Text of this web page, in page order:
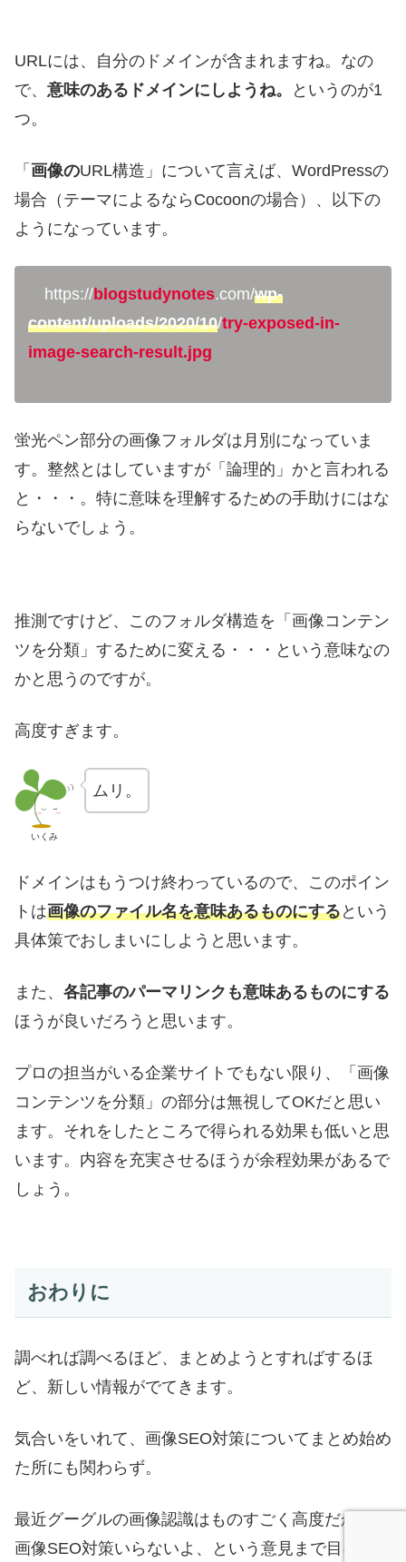
URLには、自分のドメインが含まれますね。なの
で、 意味のあるドメインにしようね。
というのが1
つ。
「 画像のURL構造」について言えば、WordPressの
場合（テーマによるならCocoonの場合）、以下の
ようになっています。
https://blogstudynotes.com/wp-
content/uploads/2020/10/try-exposed-in-
image-search-result.jpg
蛍光ペン部分の画像フォルダは月別になっていま
す。整然とはしていますが「論理的」かと言われる
と・・・。特に意味を理解するための手助けにはな
らないでしょう。
推測ですけど、このフォルダ構造を「画像コンテン
ツを分類」するために変える・・・という意味なの
かと思うのですが。
高度すぎます。
いくみ
ムリ。
ドメインはもうつけ終わっているので、このポイン
トは画像のファイル名を意味あるものにするという
具体策でおしまいにしようと思います。
また、 各記事のパーマリンクも意味あるものにする
ほうが良いだろうと思います。
プロの担当がいる企業サイトでもない限り、「画像
コンテンツを分類」の部分は無視してOKだと思い
ます。それをしたところで得られる効果も低いと思
います。内容を充実させるほうが余程効果があるで
しょう。
おわりに
調べれば調べるほど、まとめようとすればするほ
ど、新しい情報がでてきます。
気合いをいれて、画像SEO対策についてまとめ始め
た所にも関わらず。
最近グーグルの画像認識はものすごく高度だから、
画像SEO対策いらないよ、という意見まで目にしま